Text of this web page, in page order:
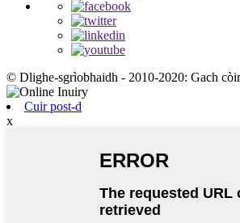
© Dlighe-sgrìobhaidh - 2010-2020: Gach
Cuir post-d
x